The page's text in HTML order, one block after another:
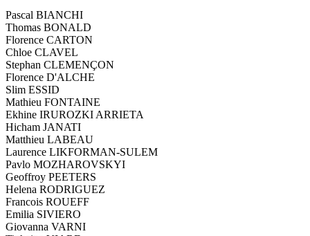
Pascal BIANCHI
Thomas BONALD
Florence CARTON
Chloe CLAVEL
Stephan CLEMENÇON
Florence D'ALCHE
Slim ESSID
Mathieu FONTAINE
Ekhine IRUROZKI ARRIETA
Hicham JANATI
Matthieu LABEAU
Laurence LIKFORMAN-SULEM
Pavlo MOZHAROVSKYI
Geoffroy PEETERS
Helena RODRIGUEZ
Francois ROUEFF
Emilia SIVIERO
Giovanna VARNI